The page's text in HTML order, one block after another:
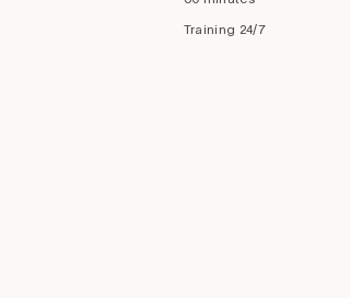
Training 24/7